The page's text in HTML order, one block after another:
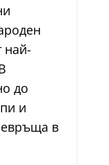
най-
до
и
в